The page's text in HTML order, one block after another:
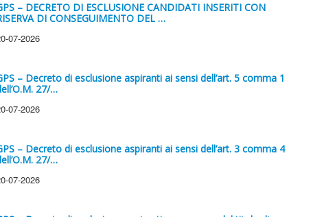
– DECRETO DI ESCLUSIONE CANDIDATI INSERITI CON
DI CONSEGUIMENTO DEL …
07-2026
– Decreto di esclusione aspiranti ai sensi dell’art. 5 comma 1
27/…
07-2026
– Decreto di esclusione aspiranti ai sensi dell’art. 3 comma 4
27/…
07-2026